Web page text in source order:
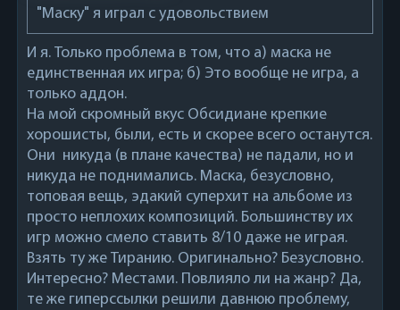
"Маску" я играл с удовольствием
И я. Только проблема в том, что а) маска не
единственная их игра; б) Это вообще не игра, а
только аддон.
На мой скромный вкус Обсидиане крепкие
хорошисты, были, есть и скорее всего останутся.
Они никуда (в плане качества) не падали, но и
никуда не поднимались. Маска, безусловно,
топовая вещь, эдакий суперхит на альбоме из
просто неплохих композиций. Большинству их
игр можно смело ставить 8/10 даже не играя.
Взять ту же Тиранию. Оригинально? Безусловно.
Интересно? Местами. Повлияло ли на жанр? Да,
те же гиперссылки решили давнюю проблему,